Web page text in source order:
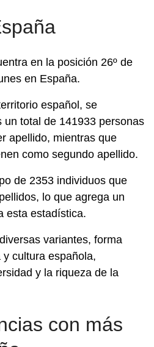
en la posición 26º de
en España.
español, se
un total de 141933 personas
apellido, mientras que
como segundo apellido.
de 2353 individuos que
lo que agrega un
esta estadística.
variantes, forma
cultura española,
y la riqueza de la
con más